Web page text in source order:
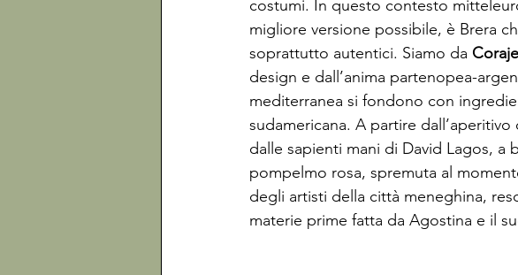
costumi. In questo contesto
migliore versione possibile, è Brera
soprattutto autentici. Siamo da Coraje
design e dall’anima partenopea-
mediterranea si fondono con
sudamericana. A partire
dalle sapienti mani di David Lagos, a
pompelmo rosa, spremuta al
degli artisti della città meneghina,
materie prime fatta da Agostina e il